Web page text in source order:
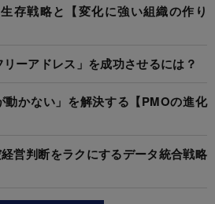
存戦略と【変化に強い組織の作り
ーアドレス」を成功させるには？
動かない」を解決する【PMOの進化
営判断をラクにするデータ統合戦略